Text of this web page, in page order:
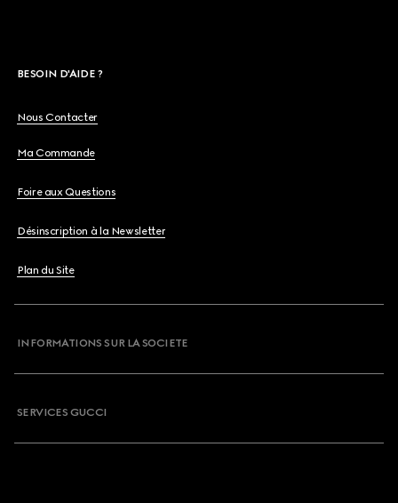
BESOIN D'AIDE ?
Nous Contacter
Ma Commande
Foire aux Questions
Désinscription à la Newsletter
Plan du Site
INFORMATIONS SUR LA SOCIETE
SERVICES GUCCI